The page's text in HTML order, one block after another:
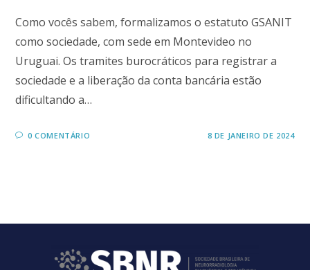
Como vocês sabem, formalizamos o estatuto GSANIT
como sociedade, com sede em Montevideo no
Uruguai. Os tramites burocráticos para registrar a
sociedade e a liberação da conta bancária estão
dificultando a…
0 COMENTÁRIO 8 DE JANEIRO DE 2024